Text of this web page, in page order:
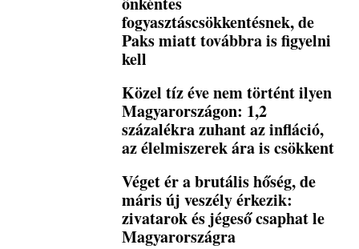
fogyasztáscsökkentésnek, de
Paks miatt továbbra is figyelni
kell
Közel tíz éve nem történt ilyen
Magyarországon: 1,2
százalékra zuhant az infláció,
az élelmiszerek ára is csökkent
Véget ér a brutális hőség, de
máris új veszély érkezik:
zivatarok és jégeső csaphat le
Magyarországra